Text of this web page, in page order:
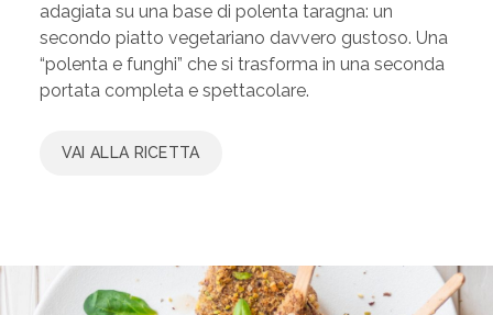
adagiata su una base di polenta taragna: un
secondo piatto vegetariano davvero gustoso. Una
“polenta e funghi” che si trasforma in una seconda
portata completa e spettacolare.
VAI ALLA RICETTA